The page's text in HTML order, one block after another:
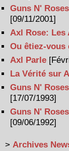
Guns N'
[09/11/2001]
Axl Rose: Les
Ou êtiez-vous
Axl Parle
La Vérité sur
Guns N'
[17/07/1993]
Guns N'
[09/06/1992]
> Archives